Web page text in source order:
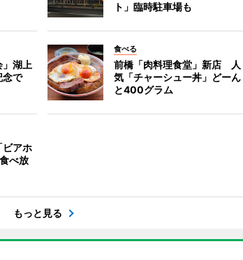
ト」臨時駐車場も
湖上
念で
食べる
前橋「肉料理食堂」新店 人
気「チャーシュー丼」どーん
と400グラム
ビアホ
べ放
もっと見る